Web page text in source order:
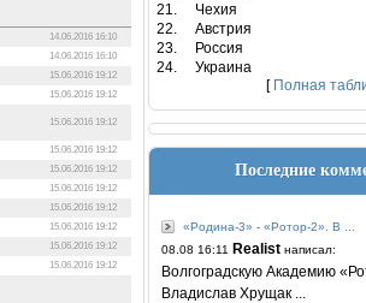
14.06.2016 16:10
14.06.2016 16:10
15.06.2016 19:12
15.06.2016 19:12
15.06.2016 19:12
15.06.2016 19:12
15.06.2016 19:12
15.06.2016 19:12
15.06.2016 19:12
15.06.2016 19:12
15.06.2016 19:12
15.06.2016 19:12
21.
Чехия
22.
Австрия
23.
Россия
24.
Украина
[ Полная
Последние
«Родина-3» - «Ротор-2». В ...
08.08 16:11
Realist написал:
Волгоградскую Академию
Владислав Хрущак ...